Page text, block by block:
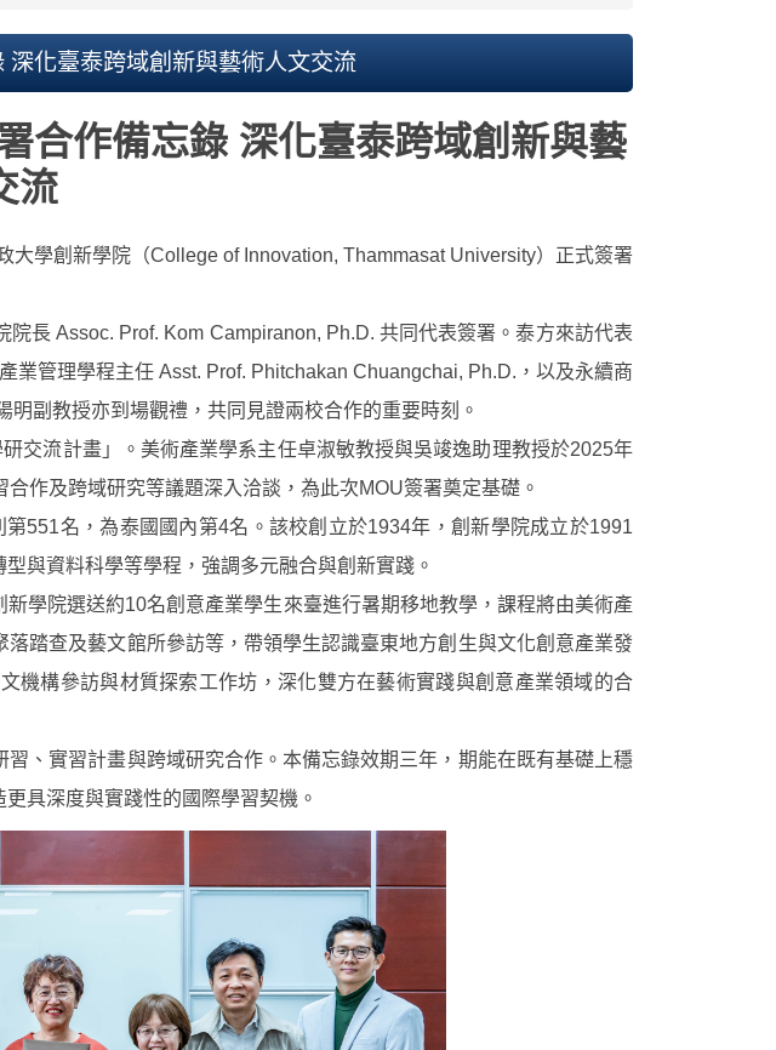
深化臺泰跨域創新與藝術人文交流
合作備忘錄 深化臺泰跨域創新與藝
流
學創新學院（College of Innovation, Thammasat University）正式簽署
長 Assoc. Prof. Kom Campiranon, Ph.D. 共同代表簽署。泰方來訪代表
管理學程主任 Asst. Prof. Phitchakan Chuangchai, Ph.D.，以及永續商
副教授亦到場觀禮，共同見證兩校合作的重要時刻。
交流計畫」。美術產業學系主任卓淑敏教授與吳竣逸助理教授於2025年
作及跨域研究等議題深入洽談，為此次MOU簽署奠定基礎。
551名，為泰國國內第4名。該校創立於1934年，創新學院成立於1991
與資料科學等學程，強調多元融合與創新實踐。
學院選送約10名創意產業學生來臺進行暑期移地教學，課程將由美術產
踏查及藝文館所參訪等，帶領學生認識臺東地方創生與文化創意產業發
機構參訪與材質探索工作坊，深化雙方在藝術實踐與創意產業領域的合
、實習計畫與跨域研究合作。本備忘錄效期三年，期能在既有基礎上穩
具深度與實踐性的國際學習契機。